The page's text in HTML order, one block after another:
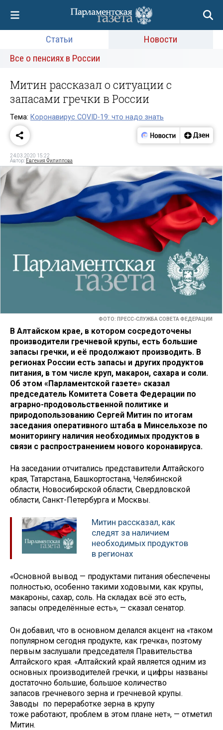
Статьи
Новости
Все о пенсиях в России
Митин рассказал о ситуации с
запасами гречки в России
Тема: Коронавирус COVID-19: что надо знать
24.03.2020 15:22
Автор: Евгения Филиппова
ФОТО: ПРЕСС-СЛУЖБА СОВЕТА ФЕДЕРАЦИИ
В Алтайском крае, в котором сосредоточены
производители гречневой крупы, есть большие
запасы гречки, и её продолжают производить. В
регионах России есть запасы и других продуктов
питания, в том числе круп, макарон, сахара и соли.
Об этом «Парламентской газете» сказал
председатель Комитета Совета Федерации по
аграрно-продовольственной политике и
природопользованию Сергей Митин по итогам
заседания оперативного штаба в Минсельхозе по
мониторингу наличия необходимых продуктов в
связи с распространением нового коронавируса.
На заседании отчитались представители Алтайского
края, Татарстана, Башкортостана, Челябинской
области, Новосибирской области, Свердловской
области, Санкт-Петербурга и Москвы.
Митин рассказал, как
следят за наличием
необходимых продуктов
в регионах
«Основной вывод — продуктами питания обеспечены
полностью, особенно такими ходовыми, как крупы,
макароны, сахар, соль. На складах всё это есть,
запасы определённые есть», — сказал сенатор.
Он добавил, что в основном делался акцент на «таком
популярном сегодня продукте, как гречка», поэтому
первым заслушали председателя Правительства
Алтайского края. «Алтайский край является одним из
основных производителей гречки, и цифры названы
достаточно большие, большое количество
запасов гречневого зерна и гречневой крупы.
Заводы по переработке зерна в крупу
тоже работают, проблем в этом плане нет», — отметил
Митин.